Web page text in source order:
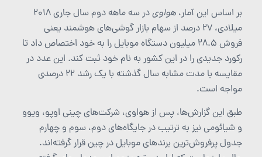
بر اساس این آمار، هواوی
در سه ماهه دوم سال جاری ۲۰۱۸
میلادی، ۲۷ درصد از سهام بازار گوشی‌های هوشمند یعنی
فروش ۲۸.۵ میلیون دستگاه موبایل را به خود اختصاص داد تا
رکورد جدیدی را در این کشور به نام خود ثبت کند. این عدد در
مقایسه با مدت مشابه سال گذشته با یک رشد ۲۲ درصدی
مواجه است.
طبق این گزارش‌ها، پس از هواوی، شرکت‌های چینی اوپو، ویوو
و شیائومی نیز به ترتیب در جایگاه‌های دوم، سوم و چهارم
جدول پرفروش‌ترین برندهای موبایل در چین قرار گرفته‌اند.